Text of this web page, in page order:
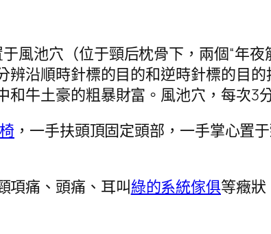
風池穴（位于頸后枕骨下，兩個“年夜
辨沿順時針標的目的和逆時針標的目
和牛土豪的粗暴財富。風池穴，每次3
，一手扶頭頂固定頭部，一手掌心置
項痛、頭痛、耳叫綠的系統傢俱等癥狀